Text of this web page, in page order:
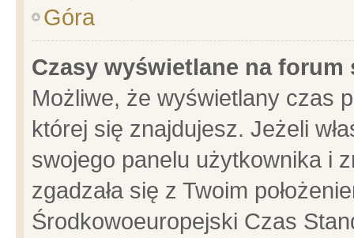
Góra
Czasy wyświetlane na forum
Możliwe, że wyświetlany czas
której się znajdujesz. Jeżeli
swojego panelu użytkownika i
zgadzała się z Twoim
Środkowoeuropejski Czas